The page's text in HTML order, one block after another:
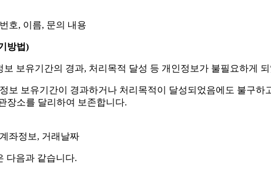
호, 이름, 문의 내용
방법)
보유기간의 경과, 처리목적 달성 등 개인정보가 불필요하게
보유기간이 경과하거나 처리목적이 달성되었음에도 불구
장소를 달리하여 보존합니다.
좌정보, 거래날짜
다음과 같습니다.